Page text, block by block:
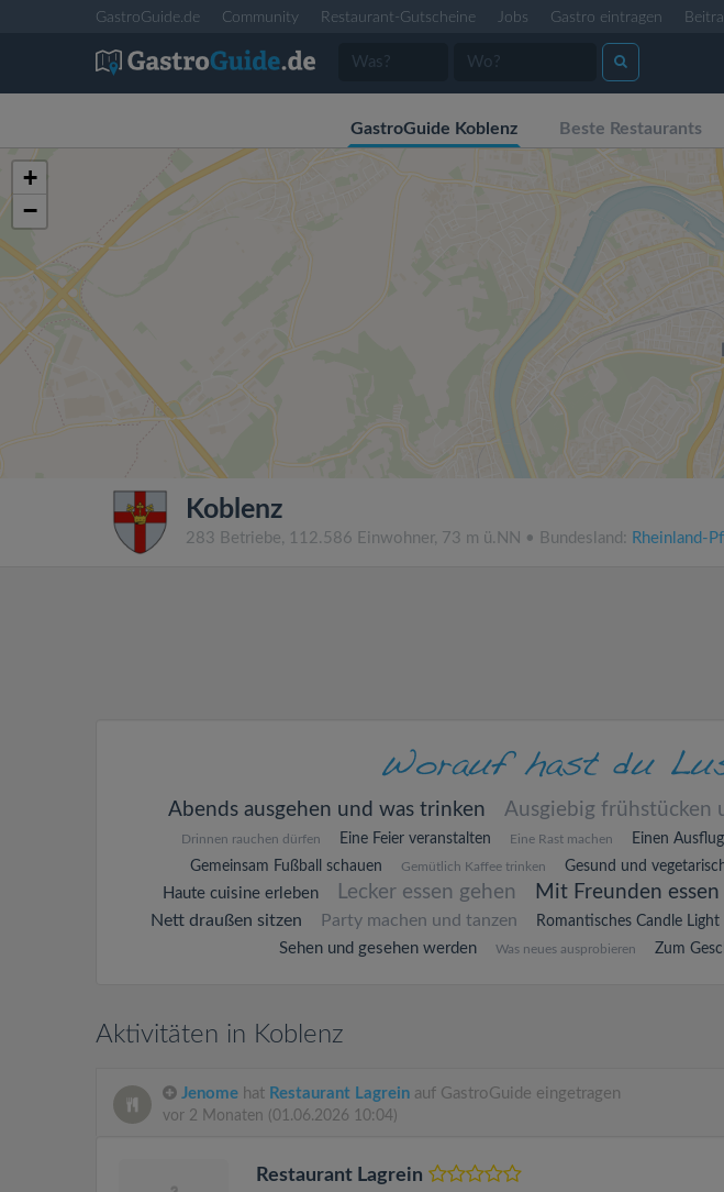
GastroGuide.de Community Restaurant-Gutscheine Jobs Gastro eintragen
GastroGuide Koblenz Beste Restaurants
+
−
Koblenz
283 Betriebe, 112.586 Einwohner, 73 m ü.NN • Bundesland: Rheinland-
Abends ausgehen und was trinken Ausgiebig frühstücken
Drinnen rauchen dürfen Eine Feier veranstalten Eine Rast machen Einen
Gemeinsam Fußball schauen Gemütlich Kaffee trinken Gesund und
Haute cuisine erleben Lecker essen gehen Mit Freunden essen
Nett draußen sitzen
Party machen und tanzen Romantisches Candle
Sehen und gesehen werden Was neues ausprobieren Zum
Aktivitäten in Koblenz
Jenome hat Restaurant Lagrein auf GastroGuide eingetragen
vor 2 Monaten (01.06.2026 10:04)
Restaurant Lagrein